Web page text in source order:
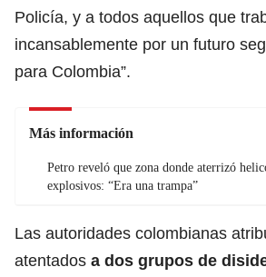
Policía, y a todos aquellos que
incansablemente por un futuro
para Colombia”.
Más información
Petro reveló que zona donde aterrizó
explosivos: “Era una trampa”
Las autoridades colombianas
atentados a dos grupos de